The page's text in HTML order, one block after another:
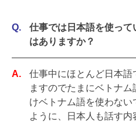
仕事では日本語を使って
はありますか？
仕事中にほとんど日本
ますのでたまにベトナ
けベトナム語を使わな
ように、日本人も話す